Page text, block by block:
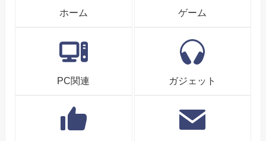
ホーム ゲーム
PC関連 ガジェット